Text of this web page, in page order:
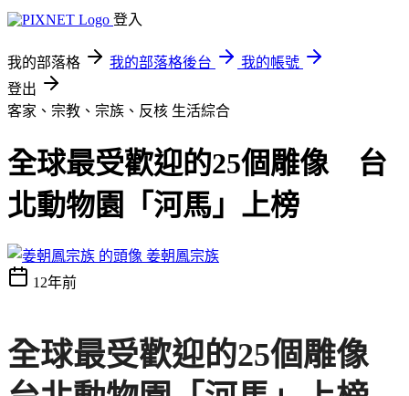
登入
我的部落格 我的部落格後台
我的帳號
登出
客家、宗教、宗族、反核 生活綜合
全球最受歡迎的25個雕像 台
北動物園「河馬」上榜
姜朝鳳宗族
12年前
全球最受歡迎的25個雕像